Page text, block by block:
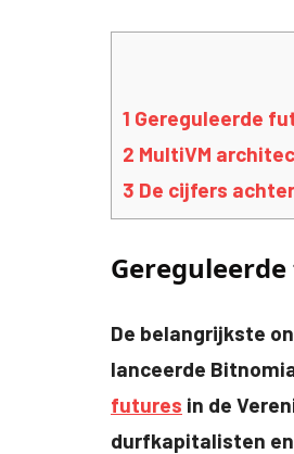
1 Gereguleerde
2 MultiVM
3 De cijfers
De belangrijkste
lanceerde
futures in de
durfkapitalisten